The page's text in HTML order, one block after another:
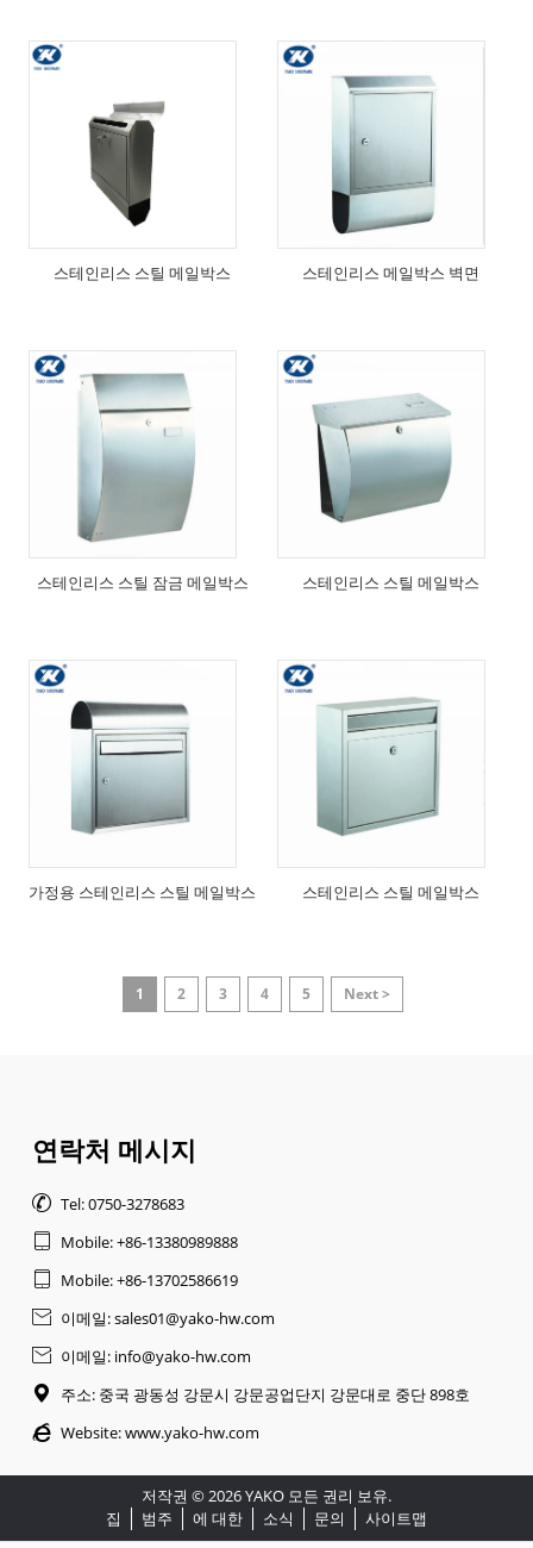
스테인리스 스틸 메일박스 스테인리스 메일박스 벽면
스테인리스 스틸 잠금 메일박스 스테인리스 스틸 메일박스
가정용 스테인리스 스틸 메일박스 스테인리스 스틸 메일박스
1 2 3 4 5 Next >
연락처 메시지
 Tel: 0750-3278683
 Mobile: +86-13380989888
 Mobile: +86-13702586619
 이메일: sales01@yako-hw.com
 이메일: info@yako-hw.com
 주소: 중국 광동성 강문시 강문공업단지 강문대로 중단 898호
 Website:www.yako-hw.com
저작권 © 2026 YAKO 모든 권리 보유.
집
범주 에 대한 소식 문의 사이트맵